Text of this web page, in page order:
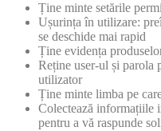
Ține minte setările
Ușurința în utilizare:
se deschide mai rapid
Ține evidența
Reține user-ul și parola
utilizator
Ține minte limba pe
Colectează informațiile
pentru a vă raspunde